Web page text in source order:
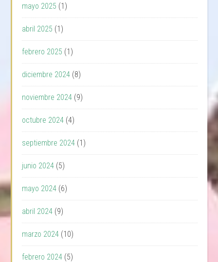
mayo 2025 (1)
abril 2025 (1)
febrero 2025 (1)
diciembre 2024 (8)
noviembre 2024 (9)
octubre 2024 (4)
septiembre 2024 (1)
junio 2024 (5)
mayo 2024 (6)
abril 2024 (9)
marzo 2024 (10)
febrero 2024 (5)